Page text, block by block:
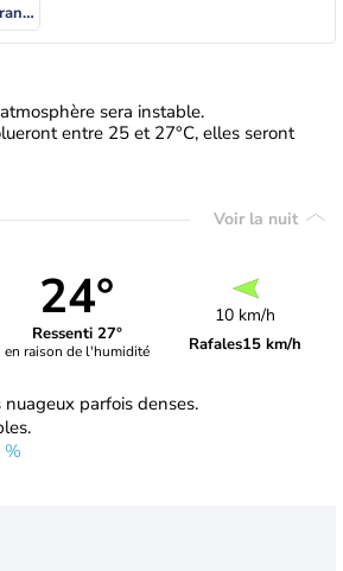
Actualités Météo à l'étranger
sera instable.
entre 25 et 27°C, elles seront
Voir la nuit
24°
Ressenti 27°
en raison de l'humidité
10 km/h
Rafales15 km/h
nuageux parfois denses.
%